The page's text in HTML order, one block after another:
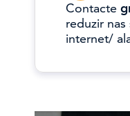
Contacte
reduzir
internet/